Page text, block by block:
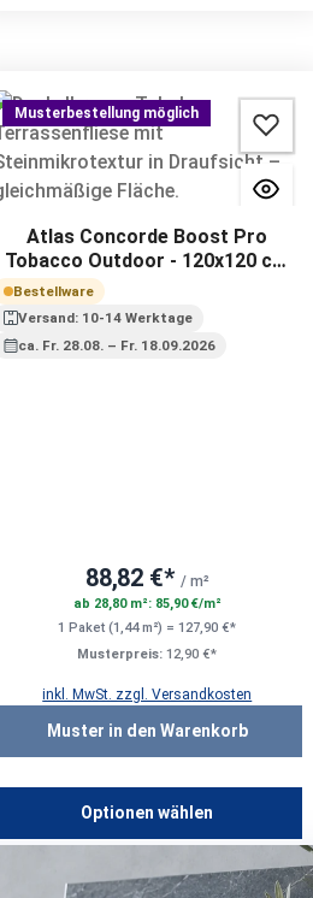
Musterbestellung möglich
Atlas Concorde Boost Pro
Tobacco Outdoor - 120x120 cm
R11 A+B+C | 20 mm
Bestellware
Versand: 10-14 Werktage
ca. Fr. 28.08. – Fr. 18.09.2026
88,82 €* / m²
ab 28,80 m²: 85,90 €/m²
1 Paket (1,44 m²) = 127,90 €*
Musterpreis: 12,90 €*
inkl. MwSt. zzgl. Versandkosten
Muster in den Warenkorb
Optionen wählen